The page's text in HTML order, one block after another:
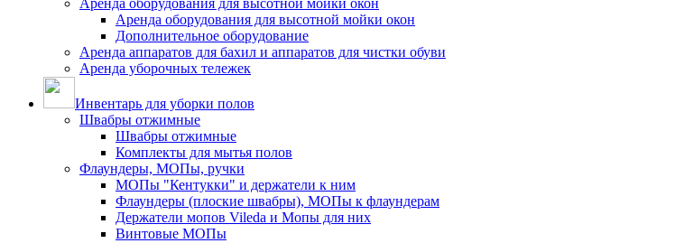
Аренда оборудования для высотной мойки окон
Дополнительное оборудование
Аренда аппаратов для бахил и аппаратов для чистки обуви
Аренда уборочных тележек
Инвентарь для уборки полов
Швабры отжимные
Швабры отжимные
Комплекты для мытья полов
Флаундеры, МОПы, ручки
МОПы "Кентукки" и держатели к ним
Флаундеры (плоские швабры), МОПы к флаундерам
Держатели мопов Vileda и Мопы для них
Винтовые МОПы